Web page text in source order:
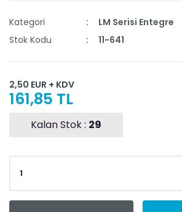
Kategori
LM Serisi Entegre
Stok Kodu
11-641
2,50 EUR + KDV
161,85 TL
Kalan Stok : 29